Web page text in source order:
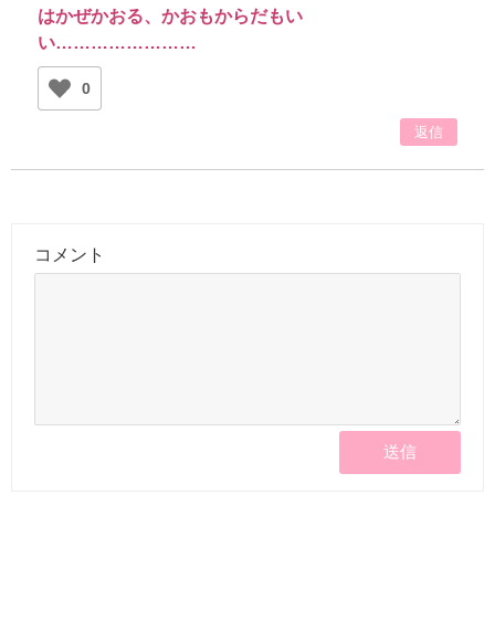
はかぜかおる、かおもからだもい
い……………………
0
返信
コメント